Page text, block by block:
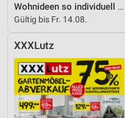
Wohnideen so individuell wie du!
Gültig bis Fr. 14.08.
XXXLutz